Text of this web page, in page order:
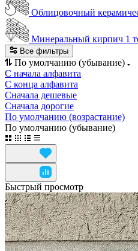
Облицовочный
Минеральный кирпич 1
Все фильтры
По умолчанию (убывание)
С начала алфавита
С конца алфавита
Сначала дешевые
Сначала дорогие
По умолчанию (возрастание)
По умолчанию (убывание)
Быстрый просмотр